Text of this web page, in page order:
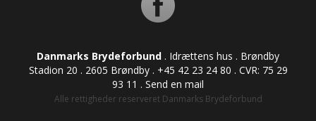
Danmarks Brydeforbund . Idrættens hus . Brøndby
Stadion 20 . 2605 Brøndby . +45 42 23 24 80 . CVR: ​​​​​​75 29
93 11 . Send en mail
Alle rettigheder reserveret Danmarks Brydeforbund